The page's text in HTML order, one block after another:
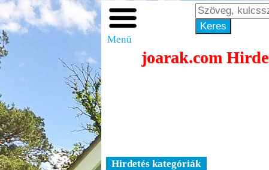
Menü
joarak.com
Hirdetés kategóriák